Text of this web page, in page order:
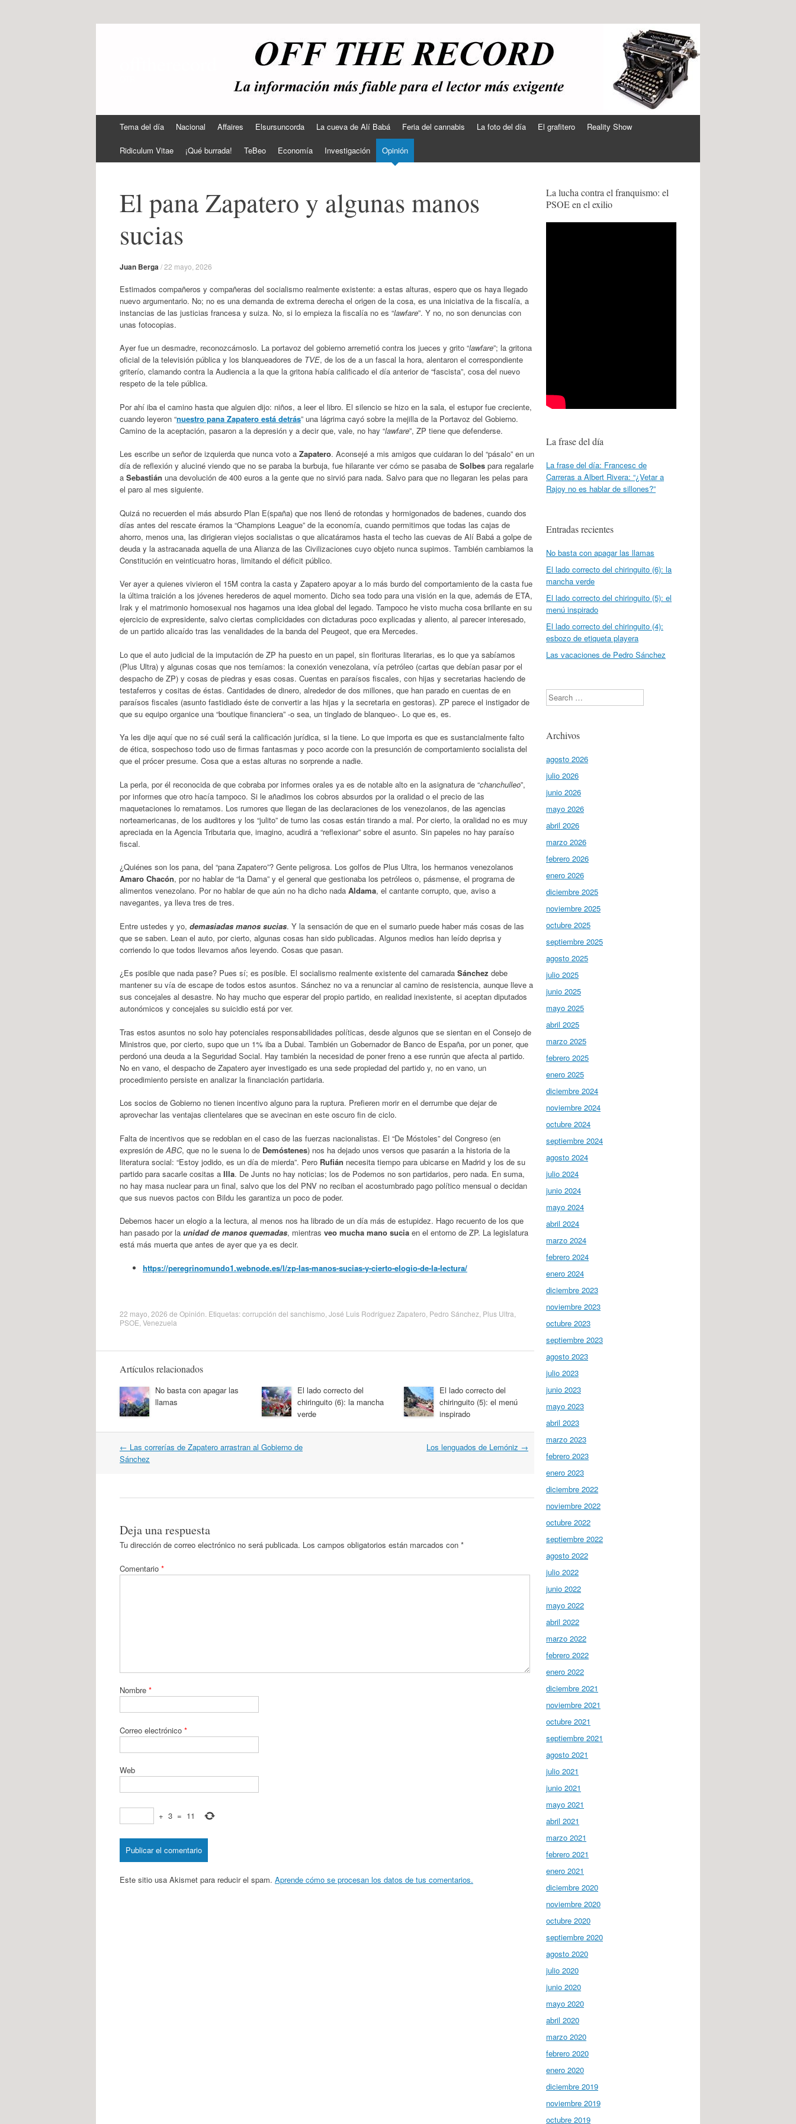
contenido
Tema del día Nacional Affaires Elsursuncorda La cueva de Alí Babá Feria del cannabis La foto del día El grafitero Reality Show
Ridiculum Vitae ¡Qué burrada! TeBeo Economía Investigación Opinión
El pana Zapatero y algunas manos
sucias
Juan Berga/22 mayo, 2026
Estimados compañeros y compañeras del socialismo realmente existente: a estas alturas, espero que os haya llegado
nuevo argumentario. No; no es una demanda de extrema derecha el origen de la cosa, es una iniciativa de la fiscalía, a
instancias de las justicias francesa y suiza. No, si lo empieza la fiscalía no es “lawfare”. Y no, no son denuncias con
unas fotocopias.
Ayer fue un desmadre, reconozcámoslo. La portavoz del gobierno arremetió contra los jueces y grito “lawfare”; la gritona
oficial de la televisión pública y los blanqueadores de TVE, de los de a un fascal la hora, alentaron el correspondiente
griterío, clamando contra la Audiencia a la que la gritona había calificado el día anterior de “fascista”, cosa del nuevo
respeto de la tele pública.
Por ahí iba el camino hasta que alguien dijo: niños, a leer el libro. El silencio se hizo en la sala, el estupor fue creciente,
cuando leyeron “nuestro pana Zapatero está detrás” una lágrima cayó sobre la mejilla de la Portavoz del Gobierno.
Camino de la aceptación, pasaron a la depresión y a decir que, vale, no hay “lawfare”, ZP tiene que defenderse.
Les escribe un señor de izquierda que nunca voto a Zapatero. Aconsejé a mis amigos que cuidaran lo del “pásalo” en un
día de reflexión y aluciné viendo que no se paraba la burbuja, fue hilarante ver cómo se pasaba de Solbes para regalarle
a Sebastián una devolución de 400 euros a la gente que no sirvió para nada. Salvo para que no llegaran les pelas para
el paro al mes siguiente.
Quizá no recuerden el más absurdo Plan E(spaña) que nos llenó de rotondas y hormigonados de badenes, cuando dos
días antes del rescate éramos la “Champions League” de la economía, cuando permitimos que todas las cajas de
ahorro, menos una, las dirigieran viejos socialistas o que alicatáramos hasta el techo las cuevas de Alí Babá a golpe de
deuda y la astracanada aquella de una Alianza de las Civilizaciones cuyo objeto nunca supimos. También cambiamos la
Constitución en veinticuatro horas, limitando el déficit público.
Ver ayer a quienes vivieron el 15M contra la casta y Zapatero apoyar a lo más burdo del comportamiento de la casta fue
la última traición a los jóvenes herederos de aquel momento. Dicho sea todo para una visión en la que, además de ETA,
Irak y el matrimonio homosexual nos hagamos una idea global del legado. Tampoco he visto mucha cosa brillante en su
ejercicio de expresidente, salvo ciertas complicidades con dictaduras poco explicadas y aliento, al parecer interesado,
de un partido alicaído tras las venalidades de la banda del Peugeot, que era Mercedes.
Lo que el auto judicial de la imputación de ZP ha puesto en un papel, sin florituras literarias, es lo que ya sabíamos
(Plus Ultra) y algunas cosas que nos temíamos: la conexión venezolana, vía petróleo (cartas que debían pasar por el
despacho de ZP) y cosas de piedras y esas cosas. Cuentas en paraísos fiscales, con hijas y secretarias haciendo de
testaferros y cositas de éstas. Cantidades de dinero, alrededor de dos millones, que han parado en cuentas de en
paraísos fiscales (asunto fastidiado éste de convertir a las hijas y la secretaria en gestoras). ZP parece el instigador de
que su equipo organice una “boutique financiera” -o sea, un tinglado de blanqueo-. Lo que es, es.
Ya les dije aquí que no sé cuál será la calificación jurídica, si la tiene. Lo que importa es que es sustancialmente falto
de ética, sospechoso todo uso de firmas fantasmas y poco acorde con la presunción de comportamiento socialista del
que el prócer presume. Cosa que a estas alturas no sorprende a nadie.
La perla, por él reconocida de que cobraba por informes orales ya es de notable alto en la asignatura de “chanchulleo”,
por informes que otro hacía tampoco. Si le añadimos los cobros absurdos por la oralidad o el precio de las
maquetaciones lo rematamos. Los rumores que llegan de las declaraciones de los venezolanos, de las agencias
norteamericanas, de los auditores y los “julito” de turno las cosas están tirando a mal. Por cierto, la oralidad no es muy
apreciada en la Agencia Tributaria que, imagino, acudirá a “reflexionar” sobre el asunto. Sin papeles no hay paraíso
fiscal.
¿Quiénes son los pana, del “pana Zapatero”? Gente peligrosa. Los golfos de Plus Ultra, los hermanos venezolanos
Amaro Chacón, por no hablar de “la Dama” y el general que gestionaba los petróleos o, pásmense, el programa de
alimentos venezolano. Por no hablar de que aún no ha dicho nada Aldama, el cantante corrupto, que, aviso a
navegantes, ya lleva tres de tres.
Entre ustedes y yo, demasiadas manos sucias. Y la sensación de que en el sumario puede haber más cosas de las
que se saben. Lean el auto, por cierto, algunas cosas han sido publicadas. Algunos medios han leído deprisa y
corriendo lo que todos llevamos años leyendo. Cosas que pasan.
¿Es posible que nada pase? Pues sí; es posible. El socialismo realmente existente del camarada Sánchez debe
mantener su vía de escape de todos estos asuntos. Sánchez no va a renunciar al camino de resistencia, aunque lleve a
sus concejales al desastre. No hay mucho que esperar del propio partido, en realidad inexistente, si aceptan diputados
autonómicos y concejales su suicidio está por ver.
Tras estos asuntos no solo hay potenciales responsabilidades políticas, desde algunos que se sientan en el Consejo de
Ministros que, por cierto, supo que un 1% iba a Dubai. También un Gobernador de Banco de España, por un poner, que
perdonó una deuda a la Seguridad Social. Hay también la necesidad de poner freno a ese runrún que afecta al partido.
No en vano, el despacho de Zapatero ayer investigado es una sede propiedad del partido y, no en vano, un
procedimiento persiste en analizar la financiación partidaria.
Los socios de Gobierno no tienen incentivo alguno para la ruptura. Prefieren morir en el derrumbe que dejar de
aprovechar las ventajas clientelares que se avecinan en este oscuro fin de ciclo.
Falta de incentivos que se redoblan en el caso de las fuerzas nacionalistas. El “De Móstoles” del Congreso (en
expresión de ABC, que no le suena lo de Demóstenes) nos ha dejado unos versos que pasarán a la historia de la
literatura social: “Estoy jodido, es un día de mierda”. Pero Rufián necesita tiempo para ubicarse en Madrid y los de su
partido para sacarle cositas a Illa. De Junts no hay noticias; los de Podemos no son partidarios, pero nada. En suma,
no hay masa nuclear para un final, salvo que los del PNV no reciban el acostumbrado pago político mensual o decidan
que sus nuevos pactos con Bildu les garantiza un poco de poder.
Debemos hacer un elogio a la lectura, al menos nos ha librado de un día más de estupidez. Hago recuento de los que
han pasado por la unidad de manos quemadas, mientras veo mucha mano sucia en el entorno de ZP. La legislatura
está más muerta que antes de ayer que ya es decir.
https://peregrinomundo1.webnode.es/l/zp-las-manos-sucias-y-cierto-elogio-de-la-lectura/
22 mayo, 2026 de Opinión . Etiquetas:corrupción del sanchismo José Luis Rodríguez Zapatero Pedro Sánchez Plus Ultra
PSOE Venezuela
Artículos relacionados
No basta con apagar las
llamas
El lado correcto del
chiringuito (6): la mancha
verde
El lado correcto del
chiringuito (5): el menú
inspirado
Navegación
por
← Las correrías de Zapatero arrastran al Gobierno de
Sánchez
Los lenguados de Lemóniz →
Deja una respuesta
Tu dirección de correo electrónico no será publicada. Los campos obligatorios están marcados con *
Comentario *
Nombre *
Correo electrónico *
Web
+ 3 = 11
Este sitio usa Akismet para reducir el spam. Aprende cómo se procesan los datos de tus comentarios.
La lucha contra el franquismo: el
PSOE en el exilio
La frase del día
La frase del día: Francesc de
Carreras a Albert Rivera: “¿Vetar a
Rajoy no es hablar de sillones?”
Entradas recientes
No basta con apagar las llamas
El lado correcto del chiringuito (6): la
mancha verde
El lado correcto del chiringuito (5): el
menú inspirado
El lado correcto del chiringuito (4):
esbozo de etiqueta playera
Las vacaciones de Pedro Sánchez
Search
Archivos
agosto 2026
julio 2026
junio 2026
mayo 2026
abril 2026
marzo 2026
febrero 2026
enero 2026
diciembre 2025
noviembre 2025
octubre 2025
septiembre 2025
agosto 2025
julio 2025
junio 2025
mayo 2025
abril 2025
marzo 2025
febrero 2025
enero 2025
diciembre 2024
noviembre 2024
octubre 2024
septiembre 2024
agosto 2024
julio 2024
junio 2024
mayo 2024
abril 2024
marzo 2024
febrero 2024
enero 2024
diciembre 2023
noviembre 2023
octubre 2023
septiembre 2023
agosto 2023
julio 2023
junio 2023
mayo 2023
abril 2023
marzo 2023
febrero 2023
enero 2023
diciembre 2022
noviembre 2022
octubre 2022
septiembre 2022
agosto 2022
julio 2022
junio 2022
mayo 2022
abril 2022
marzo 2022
febrero 2022
enero 2022
diciembre 2021
noviembre 2021
octubre 2021
septiembre 2021
agosto 2021
julio 2021
junio 2021
mayo 2021
abril 2021
marzo 2021
febrero 2021
enero 2021
diciembre 2020
noviembre 2020
octubre 2020
septiembre 2020
agosto 2020
julio 2020
junio 2020
mayo 2020
abril 2020
marzo 2020
febrero 2020
enero 2020
diciembre 2019
noviembre 2019
octubre 2019